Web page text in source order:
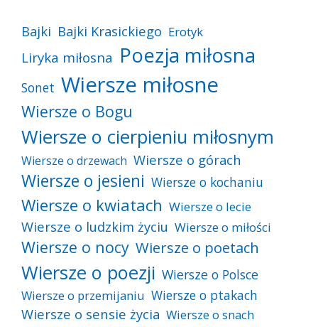
Bajki Bajki Krasickiego Erotyk
Liryka miłosna Poezja miłosna
Sonet Wiersze miłosne
Wiersze o Bogu
Wiersze o cierpieniu miłosnym
Wiersze o drzewach Wiersze o górach
Wiersze o jesieni Wiersze o kochaniu
Wiersze o kwiatach Wiersze o lecie
Wiersze o ludzkim życiu Wiersze o miłości
Wiersze o nocy Wiersze o poetach
Wiersze o poezji Wiersze o Polsce
Wiersze o przemijaniu Wiersze o ptakach
Wiersze o sensie życia Wiersze o snach